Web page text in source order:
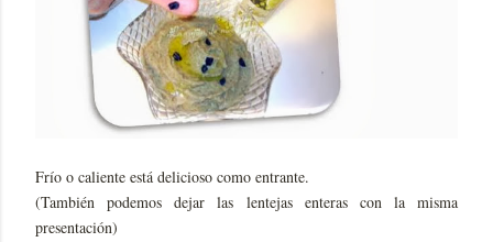
Frío o caliente está delicioso como entrante.
(También podemos dejar las lentejas enteras con la misma
presentación)